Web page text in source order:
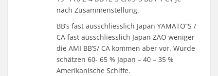
nach Zusammenstellung.
BB’s fast ausschliesslich Japan YAMATO”S /
CA fast ausschliesslich Japan ZAO weniger
die AMI BB’S/ CA kommen aber vor. Wurde
schätzen 60- 65 % Japan – 40 – 35 %
Amerikanische Schiffe.